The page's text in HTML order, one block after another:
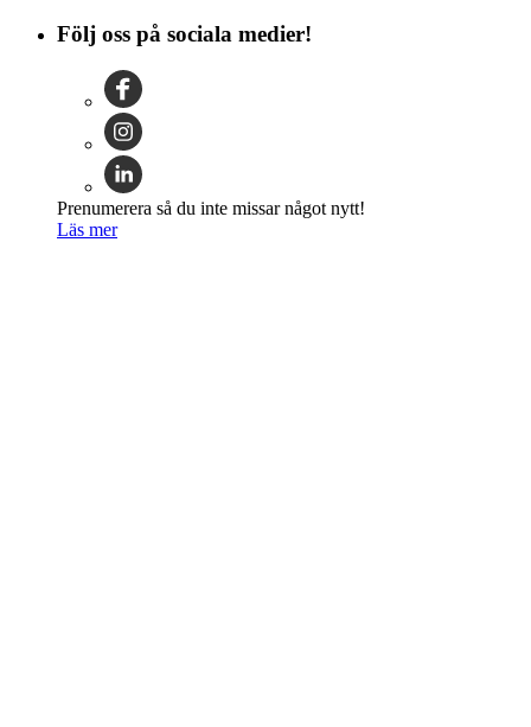
Följ oss på sociala medier!
Prenumerera så du inte missar något nytt!
Läs mer